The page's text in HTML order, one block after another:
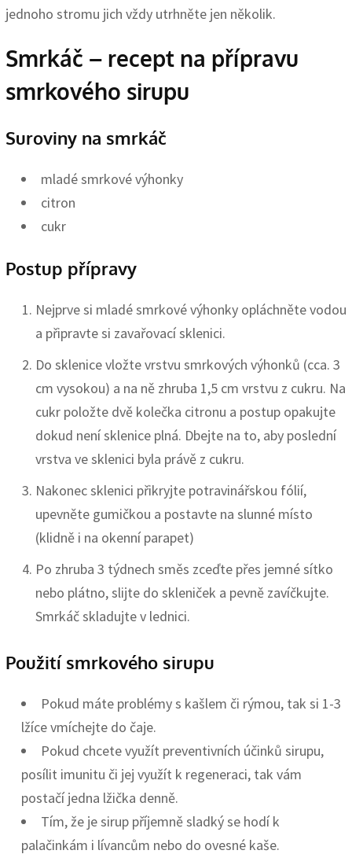
jednoho stromu jich vždy utrhněte jen několik.
Smrkáč – recept na přípravu
smrkového sirupu
Suroviny na smrkáč
mladé smrkové výhonky
citron
cukr
Postup přípravy
Nejprve si mladé smrkové výhonky opláchněte vodou
a připravte si zavařovací sklenici.
Do sklenice vložte vrstvu smrkových výhonků (cca. 3
cm vysokou) a na ně zhruba 1,5 cm vrstvu z cukru. Na
cukr položte dvě kolečka citronu a postup opakujte
dokud není sklenice plná. Dbejte na to, aby poslední
vrstva ve sklenici byla právě z cukru.
Nakonec sklenici přikryjte potravinářskou fólií,
upevněte gumičkou a postavte na slunné místo
(klidně i na okenní parapet)
Po zhruba 3 týdnech směs zceďte přes jemné sítko
nebo plátno, slijte do skleniček a pevně zavíčkujte.
Smrkáč skladujte v lednici.
Použití smrkového sirupu
Pokud máte problémy s kašlem či rýmou, tak si 1-3
lžíce vmíchejte do čaje.
Pokud chcete využít preventivních účinků sirupu,
posílit imunitu či jej využít k regeneraci, tak vám
postačí jedna lžička denně.
Tím, že je sirup příjemně sladký se hodí k
palačinkám i lívancům nebo do ovesné kaše.